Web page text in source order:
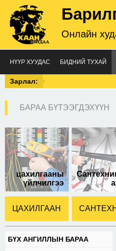
Онлайн
НҮҮР ХУУДАС БИДНИЙ ТУХАЙ
Зарлал:
БАРАА БҮТЭЭГДЭХҮҮН
цахилгааны
үйлчилгээ
ЦАХИЛГААН
БҮХ АНГИЛЛЫН БАРАА